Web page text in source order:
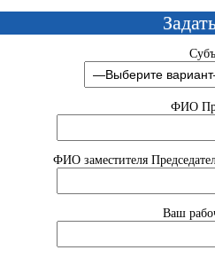
ФИО
ФИО заместителя
Ваш